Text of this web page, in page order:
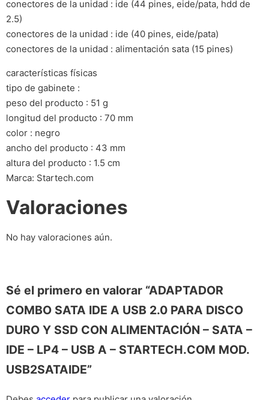
conectores de la unidad : ide (44 pines, eide/pata, hdd de
2.5)
conectores de la unidad : ide (40 pines, eide/pata)
conectores de la unidad : alimentación sata (15 pines)
características físicas
tipo de gabinete :
peso del producto : 51 g
longitud del producto : 70 mm
color : negro
ancho del producto : 43 mm
altura del producto : 1.5 cm
Marca: Startech.com
Valoraciones
No hay valoraciones aún.
Sé el primero en valorar “ADAPTADOR
COMBO SATA IDE A USB 2.0 PARA DISCO
DURO Y SSD CON ALIMENTACIÓN – SATA –
IDE – LP4 – USB A – STARTECH.COM MOD.
USB2SATAIDE”